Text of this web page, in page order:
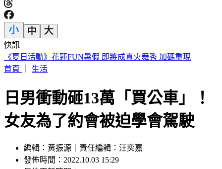
快訊
快訊／白海豚強風襲台！北市喜來登飯店旁圍籬倒塌 砸傷一
女
日男衝動砸13萬「買公車」！
女友為了約會被迫學會駕駛
編輯：黃振源｜責任編輯：汪奕嘉